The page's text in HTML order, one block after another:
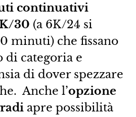
continuativi
30 (a 6K/24 si
minuti) che fissano
categoria e
di dover spezzare
Anche l’opzione
apre possibilità